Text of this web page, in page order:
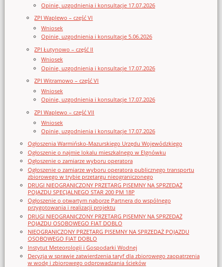
Opinie, uzgodnienia i konsultacje 17.07.2026
ZPI Waplewo – część VI
Wniosek
Opinie, uzgodnienia i konsultacje 5.06.2026
ZPI Łutynowo – część II
Wniosek
Opinie, uzgodnienia i konsultacje 17.07.2026
ZPI Witramowo – część VI
Wniosek
Opinie, uzgodnienia i konsultacje 17.07.2026
ZPI Waplewo – część VII
Wniosek
Opinie, uzgodnienia i konsultacje 17.07.2026
Ogłoszenia Warmińsko-Mazurskiego Urzędu Wojewódzkiego
Ogłoszenie o najmie lokalu mieszkalnego w Elgnówku
Ogłoszenie o zamiarze wyboru operatora
Ogłoszenie o zamiarze wyboru operatora publicznego transportu
zbiorowego w trybie przetargu nieograniczonego
DRUGI NIEOGRANICZONY PRZETARG PISEMNY NA SPRZEDAŻ
POJAZDU SPECJALNEGO STAR 200 PM 18P
Ogłoszenie o otwartym naborze Partnera do wspólnego
przygotowania i realizacji projektu
DRUGI NIEOGRANICZONY PRZETARG PISEMNY NA SPRZEDAŻ
POJAZDU OSOBOWEGO FIAT DOBLO
NIEOGRANICZONY PRZETARG PISEMNY NA SPRZEDAŻ POJAZDU
OSOBOWEGO FIAT DOBLO
Instytut Meteorologii i Gospodarki Wodnej
Decyzja w sprawie zatwierdzenia taryf dla zbiorowego zaopatrzenia
w wodę i zbiorowego odprowadzania ścieków